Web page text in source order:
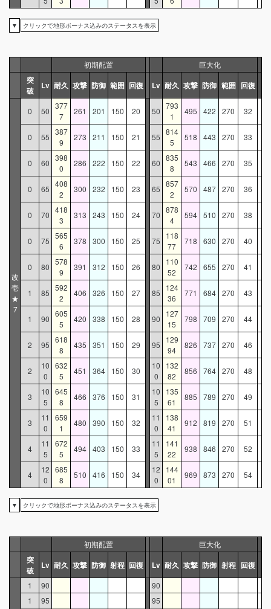
▼ クリックで地形ボーナス込みのステータスを表示
初期配置 巨大化
突
破
Lv 耐久 攻撃 防御 範囲 回復 Lv 耐久 攻撃 防御 範囲 回復
改
壱
★
7
0 50
377
7
261 201 150 20 50
793
1
495 422 270 32
0 55
387
9
273 211 150 21 55
814
5
518 443 270 33
0 60
398
0
286 222 150 22 60
835
8
543 466 270 35
0 65
408
2
300 232 150 23 65
857
2
570 487 270 36
0 70
418
3
313 243 150 24 70
878
4
594 510 270 38
0 75
565
6
378 300 150 25 75
118
77
718 630 270 40
0 80
578
9
391 312 150 26 80
110
52
742 655 270 41
1 85
592
2
406 326 150 27 85
124
36
771 684 270 43
1 90
605
5
420 338 150 28 90
127
15
798 709 270 44
2 95
618
8
435 351 150 29 95
129
94
826 737 270 46
2
10
0
632
5
451 364 150 30
10
0
132
82
856 764 270 48
3
10
5
645
8
466 376 150 31
10
5
135
61
885 789 270 49
3
11
0
659
1
480 390 150 32
11
0
138
41
912 819 270 51
4
11
5
672
5
494 403 150 33
11
5
141
22
938 846 270 52
4
12
0
685
8
510 416 150 34
12
0
144
01
969 873 270 54
▼ クリックで地形ボーナス込みのステータスを表示
初期配置 巨大化
突
破
Lv 耐久 攻撃 防御 射程 回復 Lv 耐久 攻撃 防御 射程 回復
1 90
90
1
95
95